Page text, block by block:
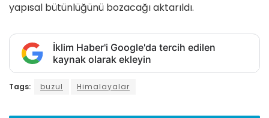
yapısal bütünlüğünü bozacağı aktarıldı.
İklim Haber'i Google'da tercih edilen
kaynak olarak ekleyin
Tags: buzul Himalayalar